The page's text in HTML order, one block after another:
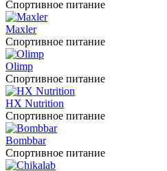
Спортивное питание
Maxler
Спортивное питание
Olimp
Спортивное питание
HX Nutrition
Спортивное питание
Bombbar
Спортивное питание